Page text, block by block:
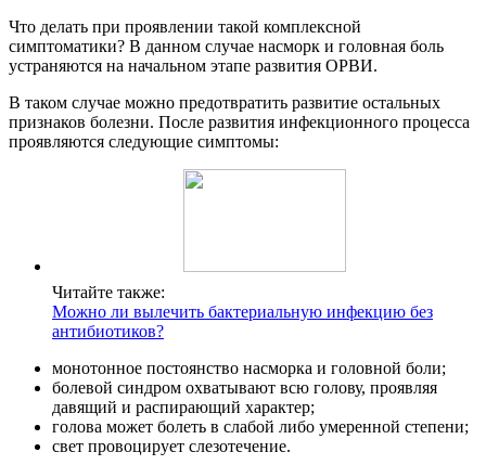
Что делать при проявлении такой комплексной
симптоматики? В данном случае насморк и головная боль
устраняются на начальном этапе развития ОРВИ.
В таком случае можно предотвратить развитие остальных
признаков болезни. После развития инфекционного процесса
проявляются следующие симптомы:
Читайте также:
Можно ли вылечить бактериальную инфекцию без
антибиотиков?
монотонное постоянство насморка и головной боли;
болевой синдром охватывают всю голову, проявляя
давящий и распирающий характер;
голова может болеть в слабой либо умеренной степени;
свет провоцирует слезотечение.